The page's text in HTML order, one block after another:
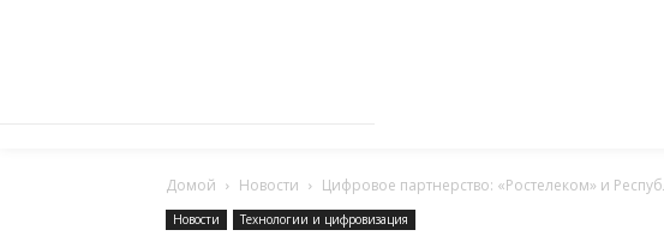
Домой Новости Цифровое партнерство: «Ростелеком» и
Новости Технологии и цифровизация